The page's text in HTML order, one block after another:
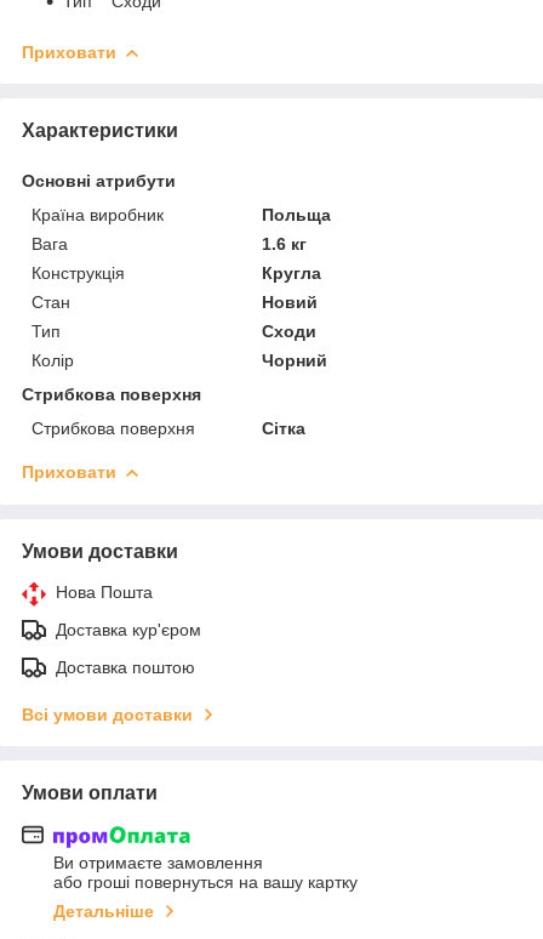
Приховати
Характеристики
Основні атрибути
Країна виробник
Польща
Вага
1.6 кг
Конструкція
Кругла
Стан
Новий
Тип
Сходи
Колір
Чорний
Стрибкова поверхня
Стрибкова поверхня
Сітка
Приховати
Умови доставки
Нова Пошта
Доставка кур'єром
Доставка поштою
Всі умови доставки
Умови оплати
Ви отримаєте замовлення
або гроші повернуться на вашу картку
Детальніше